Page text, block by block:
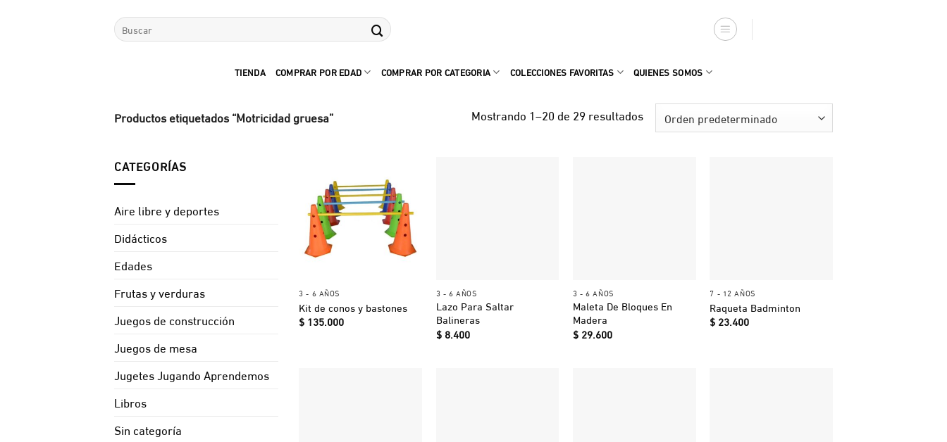
Buscar
por:
TIENDA COMPRAR POR EDAD COMPRAR POR CATEGORIA COLECCIONES FAVORITAS QUIENES SOMOS
Productos etiquetados “Motricidad gruesa” Mostrando 1–20 de 29 resultados
CATEGORÍAS
Aire libre y deportes
Didácticos
Edades
Frutas y verduras
Juegos de construcción
Juegos de mesa
Jugetes Jugando Aprendemos
Libros
Sin categoría
3 - 6 AÑOS
Kit de conos y bastones
$ 135.000
3 - 6 AÑOS
Lazo Para Saltar
Balineras
$8.400
3 - 6 AÑOS
Maleta De Bloques En
Madera
$ 29.600
7 - 12 AÑOS
Raqueta Badminton
$ 23.400